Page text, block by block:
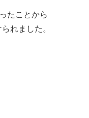
たことから
れました。